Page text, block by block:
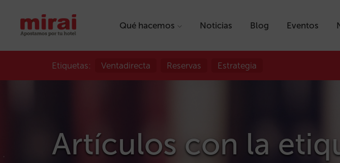
Qué hacemos Noticias Blog Eventos
Etiquetas: Ventadirecta Reservas Estrategia
Artículos con la